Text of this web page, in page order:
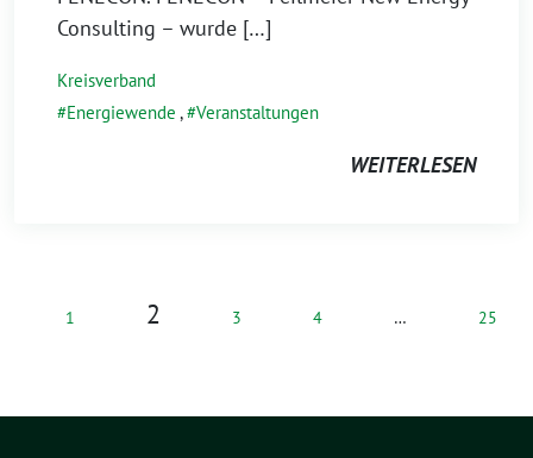
Consulting – wurde […]
Kreisverband
Energiewende , Veranstaltungen
WEITERLESEN
1 2 3 4 … 25